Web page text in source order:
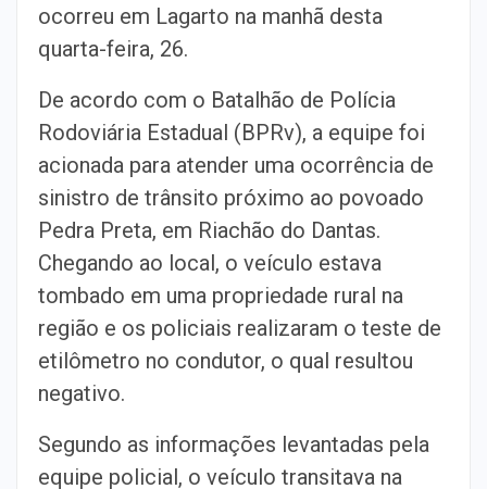
ocorreu em Lagarto na manhã desta
quarta-feira, 26.
De acordo com o Batalhão de Polícia
Rodoviária Estadual (BPRv), a equipe foi
acionada para atender uma ocorrência de
sinistro de trânsito próximo ao povoado
Pedra Preta, em Riachão do Dantas.
Chegando ao local, o veículo estava
tombado em uma propriedade rural na
região e os policiais realizaram o teste de
etilômetro no condutor, o qual resultou
negativo.
Segundo as informações levantadas pela
equipe policial, o veículo transitava na